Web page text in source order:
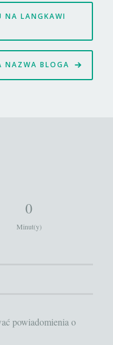
NA LANGKAWI
NAZWA BLOGA
0
Minut(y)
powiadomienia o